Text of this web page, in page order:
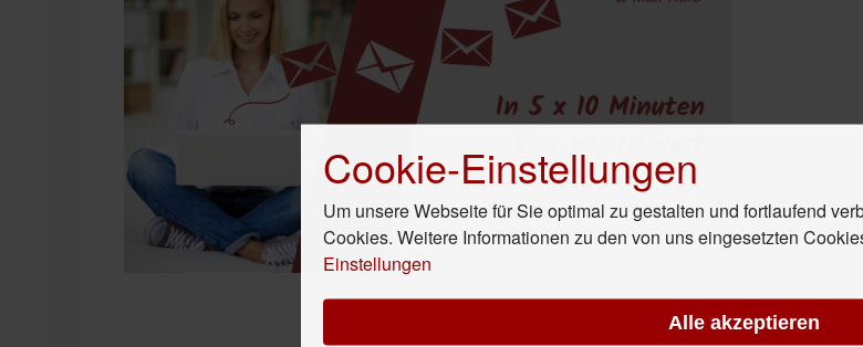
Cookie-Einstellungen
Um unsere Webseite für Sie optimal zu gestalten und fortlaufend
Cookies. Weitere Informationen zu den von uns eingesetzten
Einstellungen
Alle akzeptieren